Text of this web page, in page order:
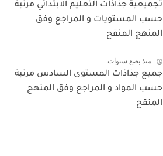
تجميعية جذاذات التعليم الابتدائي مرتبة
حسب المستويات و المراجع وفق
المنهج المنقح
منذ بضع سنوات
جميع جذاذات المستوى السادس مرتبة
حسب المواد و المراجع وفق المنهج
المنقح